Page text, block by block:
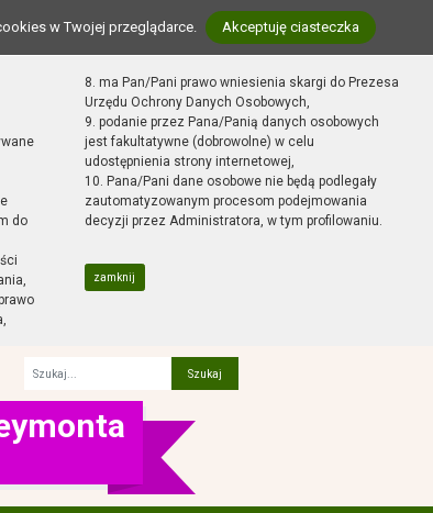
w Twojej przeglądarce. Akceptuję ciasteczka
do
8. ma Pan/Pani prawo wniesienia skargi do Prezesa
Urzędu Ochrony Danych Osobowych,
9. podanie przez Pana/Panią danych osobowych
jest fakultatywne (dobrowolne) w celu
udostępnienia strony internetowej,
10. Pana/Pani dane osobowe nie będą podlegały
zautomatyzowanym procesom podejmowania
decyzji przez Administratora, w tym profilowaniu.
zamknij